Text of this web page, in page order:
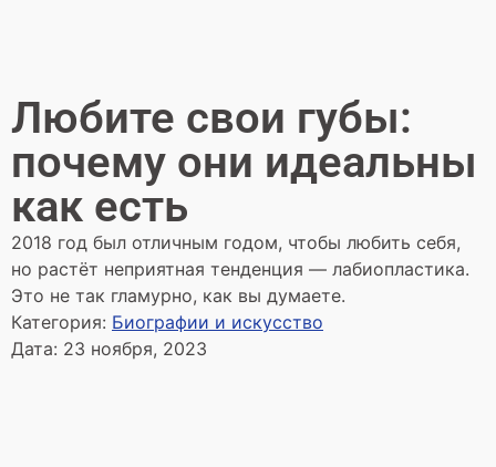
Любите свои губы:
почему они идеальны
как есть
2018 год был отличным годом, чтобы любить себя,
но растёт неприятная тенденция — лабиопластика.
Это не так гламурно, как вы думаете.
Категория: Биографии и искусство
Дата: 23 ноября, 2023